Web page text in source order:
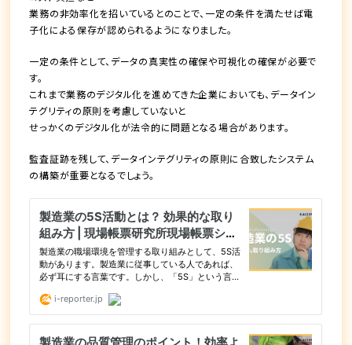
業務の非効率化を招いているとのことで、 一定の条件を満たせば電
子化による保存が認められるようになりました。
一定の条件として、 データの真実性の確保や可視化の確保が必要で
す。
これまで業務のデジタル化を進めてきた企業においても、 データイン
テグリティの原則を考慮していないと
せっかくのデジタル化が法令的に問題となる場合があります。
監査証跡を残して、データインテグリティの原則に合致したシステム
の構築が重要となるでしょう。